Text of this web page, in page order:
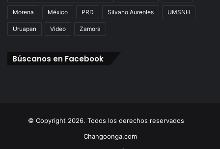
Morena México PRD Silvano Aureoles UMSNH
Uruapan Video Zamora
Búscanos en Facebook
© Copyright 2026. Todos los derechos reservados
Changoonga.com